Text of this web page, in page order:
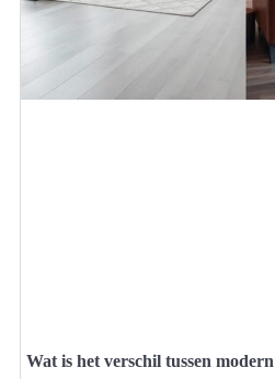
Wat is het verschil tussen